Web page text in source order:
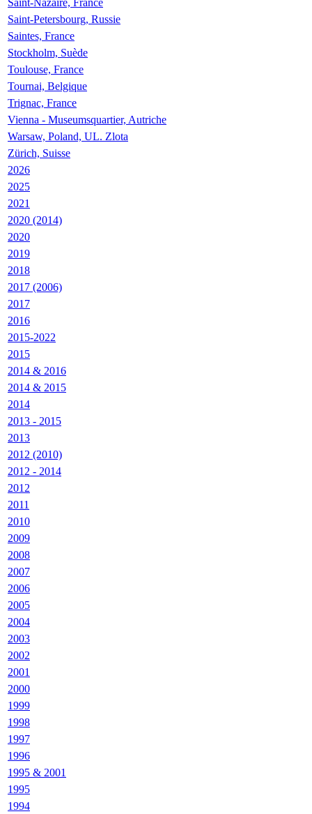
Saint-Nazaire, France
Saint-Petersbourg, Russie
Saintes, France
Stockholm, Suède
Toulouse, France
Tournai, Belgique
Trignac, France
Vienna - Museumsquartier, Autriche
Warsaw, Poland, UL. Zlota
Zürich, Suisse
2026
2025
2021
2020 (2014)
2020
2019
2018
2017 (2006)
2017
2016
2015-2022
2015
2014 & 2016
2014 & 2015
2014
2013 - 2015
2013
2012 (2010)
2012 - 2014
2012
2011
2010
2009
2008
2007
2006
2005
2004
2003
2002
2001
2000
1999
1998
1997
1996
1995 & 2001
1995
1994